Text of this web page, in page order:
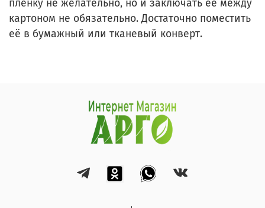
пленку не желательно, но и заключать её между
картоном не обязательно. Достаточно поместить
её в бумажный или тканевый конверт.